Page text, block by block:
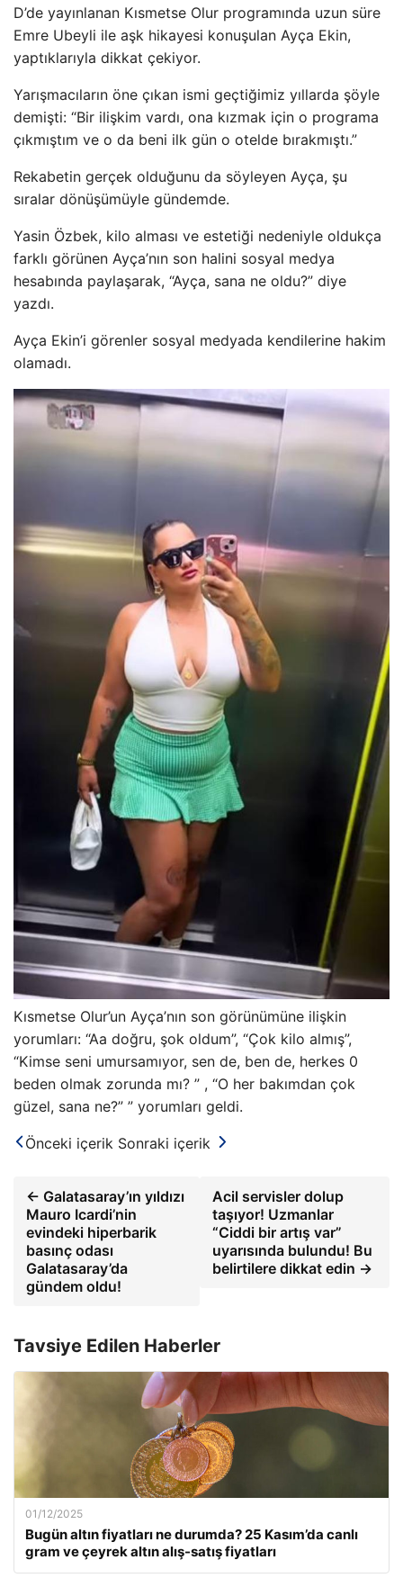
D’de yayınlanan Kısmetse Olur programında uzun süre
Emre Ubeyli ile aşk hikayesi konuşulan Ayça Ekin,
yaptıklarıyla dikkat çekiyor.
Yarışmacıların öne çıkan ismi geçtiğimiz yıllarda şöyle
demişti: “Bir ilişkim vardı, ona kızmak için o programa
çıkmıştım ve o da beni ilk gün o otelde bırakmıştı.”
Rekabetin gerçek olduğunu da söyleyen Ayça, şu
sıralar dönüşümüyle gündemde.
Yasin Özbek, kilo alması ve estetiği nedeniyle oldukça
farklı görünen Ayça’nın son halini sosyal medya
hesabında paylaşarak, “Ayça, sana ne oldu?” diye
yazdı.
Ayça Ekin’i görenler sosyal medyada kendilerine hakim
olamadı.
Kısmetse Olur’un Ayça’nın son görünümüne ilişkin
yorumları: “Aa doğru, şok oldum”, “Çok kilo almış”,
“Kimse seni umursamıyor, sen de, ben de, herkes 0
beden olmak zorunda mı? ” , “O her bakımdan çok
güzel, sana ne?” ” yorumları geldi.
Önceki içerik Sonraki içerik
← Galatasaray’ın yıldızı
Mauro Icardi’nin
evindeki hiperbarik
basınç odası
Galatasaray’da
gündem oldu!
Acil servisler dolup
taşıyor! Uzmanlar
“Ciddi bir artış var”
uyarısında bulundu! Bu
belirtilere dikkat edin →
Tavsiye Edilen Haberler
01/12/2025
Bugün altın fiyatları ne durumda? 25 Kasım’da canlı
gram ve çeyrek altın alış-satış fiyatları